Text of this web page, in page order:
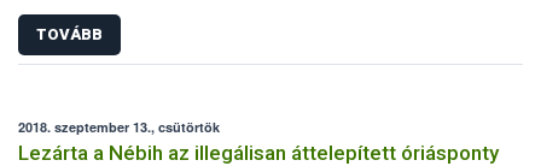
TOVÁBB
2018. szeptember 13., csütörtök
Lezárta a Nébih az illegálisan áttelepített óriásponty